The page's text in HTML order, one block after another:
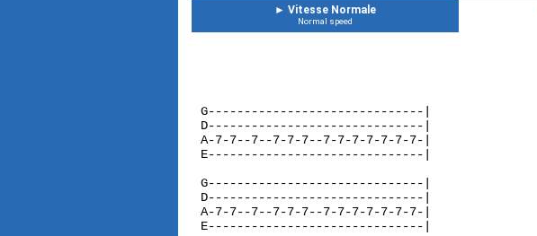
► Vitesse Normale
Normal speed
G------------------------------|
D------------------------------|
A-7-7--7--7-7-7--7-7-7-7-7-7-7-|
E------------------------------|
G------------------------------|
D------------------------------|
A-7-7--7--7-7-7--7-7-7-7-7-7-7-|
E------------------------------|